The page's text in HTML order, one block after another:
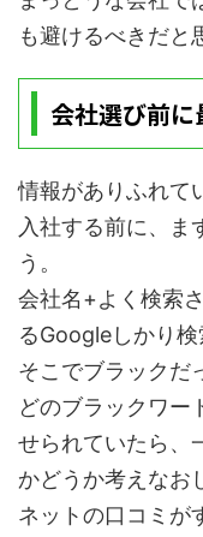
も避けるべきだと
会社選び前
情報がありふれて
入社する前に、ま
う。
会社名+よく検索
るGoogleしかり検
そこでブラックだ
どのブラックワー
せられていたら、
かどうか考えなお
ネットの口コミが